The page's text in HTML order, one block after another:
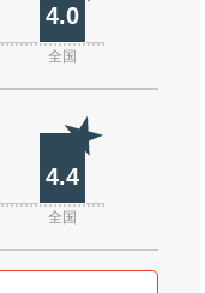
4.0
全国
4.4
全国